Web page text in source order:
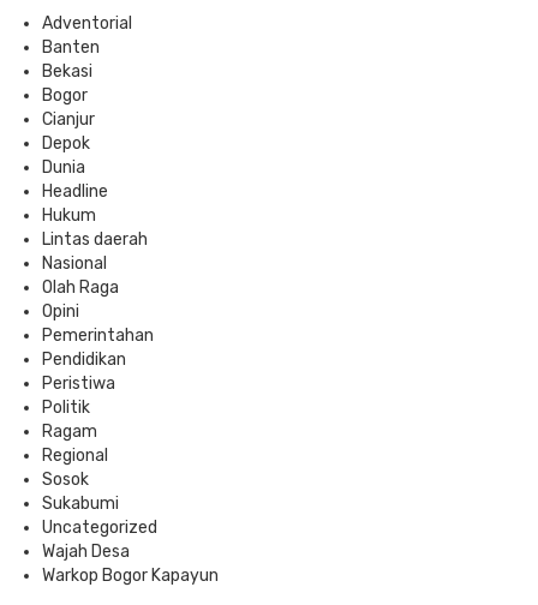
Adventorial
Banten
Bekasi
Bogor
Cianjur
Depok
Dunia
Headline
Hukum
Lintas daerah
Nasional
Olah Raga
Opini
Pemerintahan
Pendidikan
Peristiwa
Politik
Ragam
Regional
Sosok
Sukabumi
Uncategorized
Wajah Desa
Warkop Bogor Kapayun